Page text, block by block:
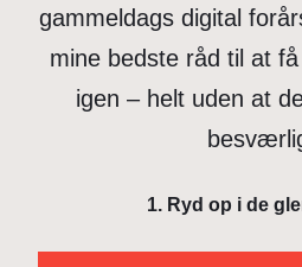
gammeldags digital
mine bedste råd til at
igen – helt uden at
1. Ryd op i de